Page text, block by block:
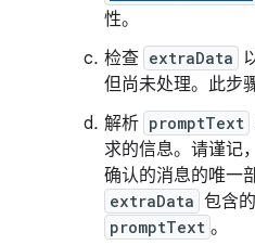
性。
检查 extraData
但尚未处理。此步
解析 promptText
求的信息。请谨记，
确认的消息的唯一
extraData 包含
promptText 。